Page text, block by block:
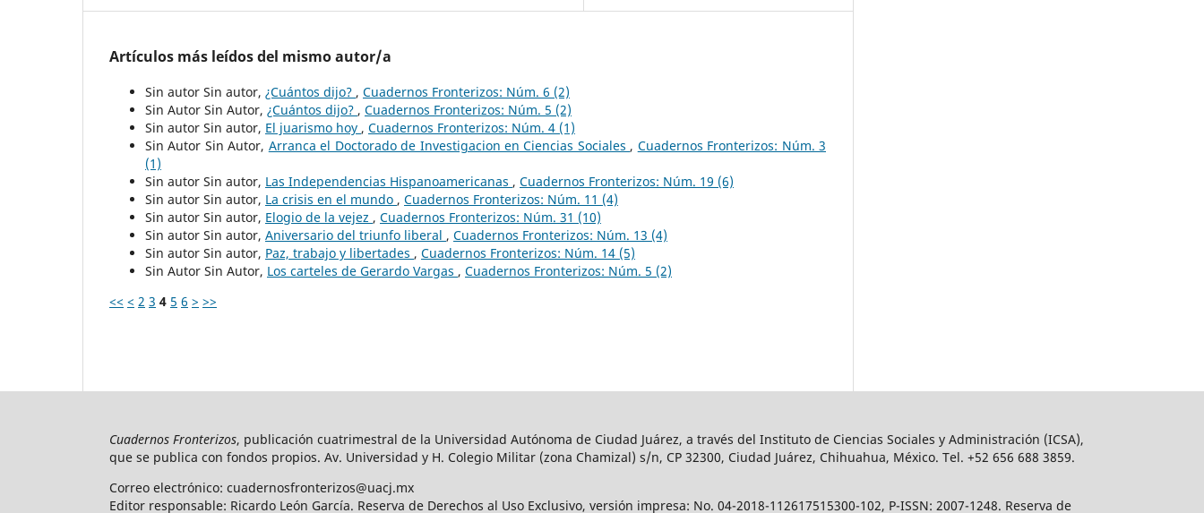
Artículos más leídos del mismo autor/a
Sin autor Sin autor, ¿Cuántos dijo? , Cuadernos Fronterizos: Núm. 6 (2)
Sin Autor Sin Autor, ¿Cuántos dijo? , Cuadernos Fronterizos: Núm. 5 (2)
Sin autor Sin autor, El juarismo hoy , Cuadernos Fronterizos: Núm. 4 (1)
Sin Autor Sin Autor, Arranca el Doctorado de Investigacion en Ciencias Sociales , Cuadernos Fronterizos: Núm. 3
(1)
Sin autor Sin autor, Las Independencias Hispanoamericanas , Cuadernos Fronterizos: Núm. 19 (6)
Sin autor Sin autor, La crisis en el mundo , Cuadernos Fronterizos: Núm. 11 (4)
Sin autor Sin autor, Elogio de la vejez , Cuadernos Fronterizos: Núm. 31 (10)
Sin autor Sin autor, Aniversario del triunfo liberal , Cuadernos Fronterizos: Núm. 13 (4)
Sin autor Sin autor, Paz, trabajo y libertades , Cuadernos Fronterizos: Núm. 14 (5)
Sin Autor Sin Autor, Los carteles de Gerardo Vargas , Cuadernos Fronterizos: Núm. 5 (2)
<< < 2 3 4 5 6 > >>
Cuadernos Fronterizos, publicación cuatrimestral de la Universidad Autónoma de Ciudad Juárez, a través del Instituto de Ciencias Sociales y Administración (ICSA),
que se publica con fondos propios. Av. Universidad y H. Colegio Militar (zona Chamizal) s/n, CP 32300, Ciudad Juárez, Chihuahua, México. Tel. +52 656 688 3859.
Correo electrónico: cuadernosfronterizos@uacj.mx
Editor responsable: Ricardo León García. Reserva de Derechos al Uso Exclusivo, versión impresa: No. 04-2018-112617515300-102, P-ISSN: 2007-1248. Reserva de